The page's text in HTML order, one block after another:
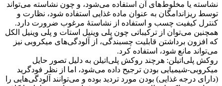
نشاسته یا مخلوط‌های آن استفاده می‌شود، و چون نشاسته می‌تواند
توسط ریزاندامگان به عنوان ماده غذایی استفاده شود، نظارت و
کنترل کیفیت چسب و استفاده از نشاستهٔ مرغوب ضرورت دارد.
همچنین می‌توان از ترکیباتی چون پلی وینیل استات و پلی وینیل الکل
که افزون برداشتن قابلیت چسبندگی، از آلودگی‌های میکروبی نیز
می‌تواند مانع شود، استفاده کرد.
روکش پلی‌اتیلن: هرچند روکش پلی‌اتیلن به دلیل تصور حایل
میکروبی-شیمیایی بودن ترجیح داده می‌شود، اما از نظر فودگرید
(دارای درجه غذایی) بودن مورد تردید بوده و می‌توانند آلودگی‌هایی را